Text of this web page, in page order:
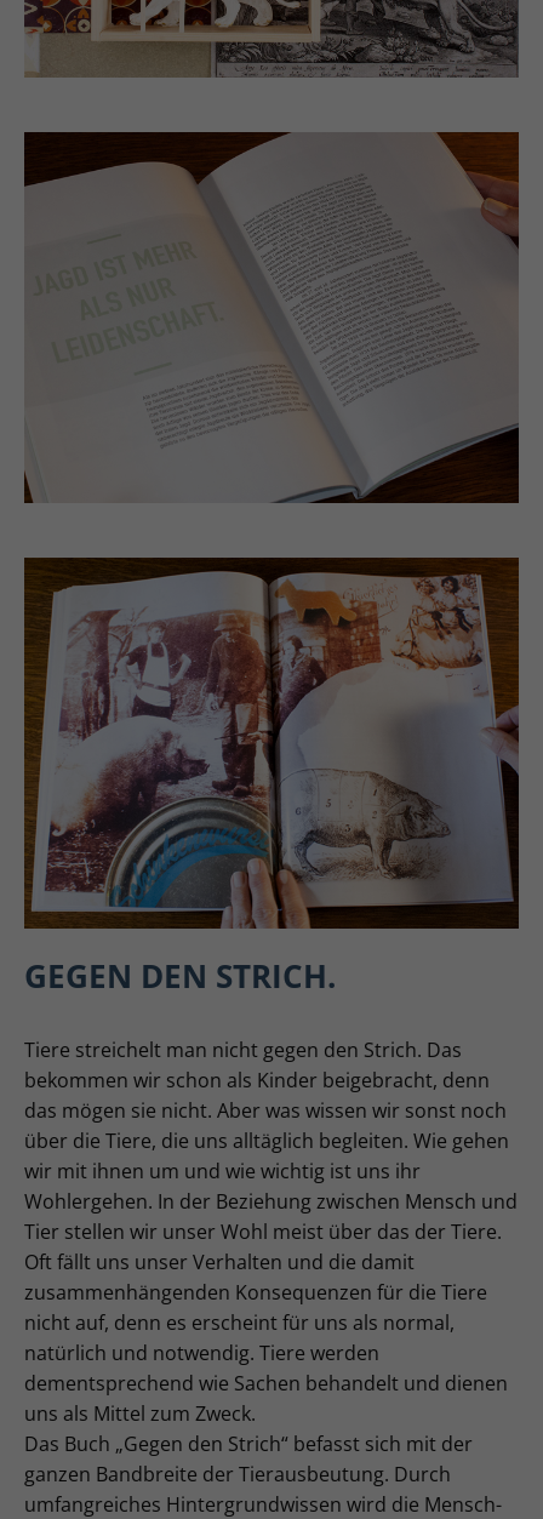
GEGEN DEN STRICH.
Tiere streichelt man nicht gegen den Strich. Das
bekommen wir schon als Kinder beigebracht, denn
das mögen sie nicht. Aber was wissen wir sonst noch
über die Tiere, die uns alltäglich begleiten. Wie gehen
wir mit ihnen um und wie wichtig ist uns ihr
Wohlergehen. In der Beziehung zwischen Mensch und
Tier stellen wir unser Wohl meist über das der Tiere.
Oft fällt uns unser Verhalten und die damit
zusammenhängenden Konsequenzen für die Tiere
nicht auf, denn es erscheint für uns als normal,
natürlich und notwendig. Tiere werden
dementsprechend wie Sachen behandelt und dienen
uns als Mittel zum Zweck.
Das Buch „Gegen den Strich“ befasst sich mit der
ganzen Bandbreite der Tierausbeutung. Durch
umfangreiches Hintergrundwissen wird die Mensch-